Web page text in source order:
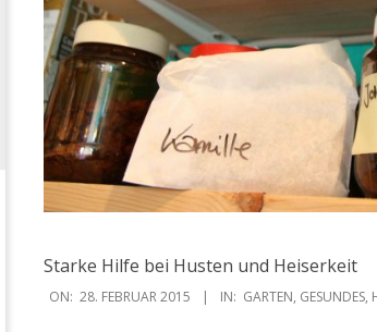
Starke Hilfe bei Husten und Heiserkeit
2015-
ON: 28. FEBRUAR 2015 IN: GARTEN, GESUNDES,